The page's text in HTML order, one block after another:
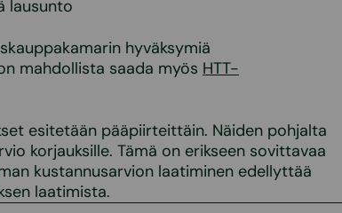
lausunto
hyväksymiä
mahdollista saada myös HTT-
esitetään pääpiirteittäin. Näiden pohjalta
korjauksille. Tämä on erikseen sovittavaa
kustannusarvion laatiminen edellyttää
laatimista.